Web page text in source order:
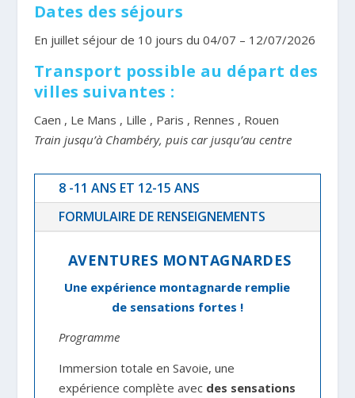
Dates des séjours
En juillet séjour de 10 jours du 04/07 – 12/07/2026
Transport possible au départ des
villes suivantes :
Caen , Le Mans , Lille , Paris , Rennes , Rouen
Train jusqu’à Chambéry, puis car jusqu’au centre
8 -11 ANS ET 12-15 ANS
FORMULAIRE DE RENSEIGNEMENTS
AVENTURES MONTAGNARDES
Une expérience montagnarde remplie
de sensations fortes !
Programme
Immersion totale en Savoie, une
expérience complète avec des sensations